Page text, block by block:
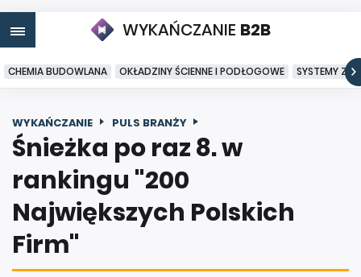
WYKAŃCZANIE B2B
CHEMIA BUDOWLANA OKŁADZINY ŚCIENNE I PODŁOGOWE SYSTEMY
WYKAŃCZANIE PULS BRANŻY
Śnieżka po raz 8. w
rankingu "200
Największych Polskich
Firm"